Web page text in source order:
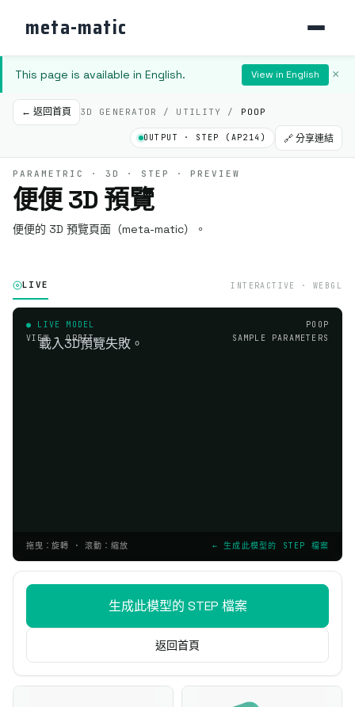
meta-matic
This page is available in English. View in English ×
← 返回首頁 3D GENERATOR / UTILITY / POOP
OUTPUT · STEP (AP214) 🔗 分享連結
PARAMETRIC · 3D · STEP · PREVIEW
便便 3D 預覽
便便的 3D 預覽頁面（meta-matic）。
LIVE INTERACTIVE · WEBGL
● LIVE MODEL
VIEW · ORBIT
POOP
SAMPLE PARAMETERS
載入3D預覽失敗。
拖曳：旋轉 · 滾動：縮放 ← 生成此模型的 STEP 檔案
生成此模型的 STEP 檔案
返回首頁